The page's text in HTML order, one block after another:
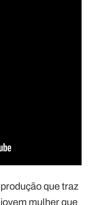
que traz
mulher que